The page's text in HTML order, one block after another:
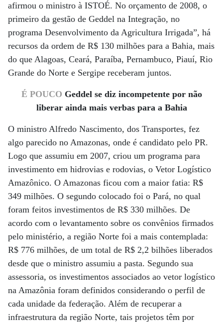
afirmou o ministro à ISTOÉ. No orçamento de 2008, o
primeiro da gestão de Geddel na Integração, no
programa Desenvolvimento da Agricultura Irrigada”, há
recursos da ordem de R$ 130 milhões para a Bahia, mais
do que Alagoas, Ceará, Paraíba, Pernambuco, Piauí, Rio
Grande do Norte e Sergipe receberam juntos.
É POUCO Geddel se diz incompetente por não
liberar ainda mais verbas para a Bahia
O ministro Alfredo Nascimento, dos Transportes, fez
algo parecido no Amazonas, onde é candidato pelo PR.
Logo que assumiu em 2007, criou um programa para
investimento em hidrovias e rodovias, o Vetor Logístico
Amazônico. O Amazonas ficou com a maior fatia: R$
349 milhões. O segundo colocado foi o Pará, no qual
foram feitos investimentos de R$ 330 milhões. De
acordo com o levantamento sobre os convênios firmados
pelo ministério, a região Norte foi a mais contemplada:
R$ 776 milhões, de um total de R$ 2,2 bilhões liberados
desde que o ministro assumiu a pasta. Segundo sua
assessoria, os investimentos associados ao vetor logístico
na Amazônia foram definidos considerando o perfil de
cada unidade da federação. Além de recuperar a
infraestrutura da região Norte, tais projetos têm por